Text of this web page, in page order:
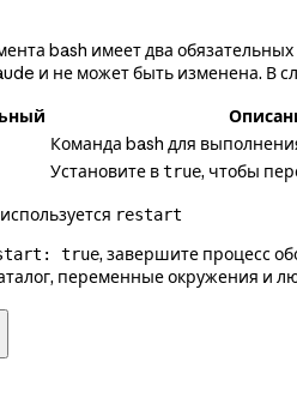
bash имеет два обязательных
и не может быть изменена. В
Команда bash для
Установите вtrue, чтобы
restart
true, завершите процесс
переменные окружения и